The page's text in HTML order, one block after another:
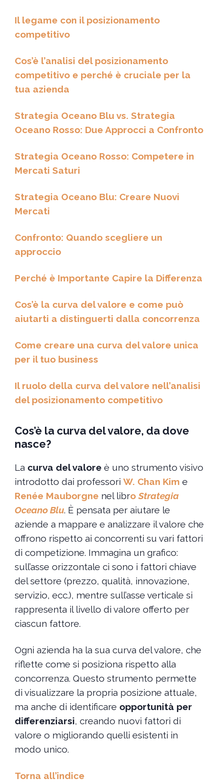
Il legame con il posizionamento
competitivo
Cos’è l’analisi del posizionamento
competitivo e perché è cruciale per la
tua azienda
Strategia Oceano Blu vs. Strategia
Oceano Rosso: Due Approcci a Confronto
Strategia Oceano Rosso: Competere in
Mercati Saturi
Strategia Oceano Blu: Creare Nuovi
Mercati
Confronto: Quando scegliere un
approccio
Perché è Importante Capire la Differenza
Cos’è la curva del valore e come può
aiutarti a distinguerti dalla concorrenza
Come creare una curva del valore unica
per il tuo business
Il ruolo della curva del valore nell’analisi
del posizionamento competitivo
Cos’è la curva del valore, da dove
nasce?
La curva del valore è uno strumento visivo
introdotto dai professori W. Chan Kim e
Renée Mauborgne nel libro Strategia
Oceano Blu. È pensata per aiutare le
aziende a mappare e analizzare il valore che
offrono rispetto ai concorrenti su vari fattori
di competizione. Immagina un grafico:
sull’asse orizzontale ci sono i fattori chiave
del settore (prezzo, qualità, innovazione,
servizio, ecc.), mentre sull’asse verticale si
rappresenta il livello di valore offerto per
ciascun fattore.
Ogni azienda ha la sua curva del valore, che
riflette come si posiziona rispetto alla
concorrenza. Questo strumento permette
di visualizzare la propria posizione attuale,
ma anche di identificare opportunità per
differenziarsi, creando nuovi fattori di
valore o migliorando quelli esistenti in
modo unico.
Torna all’indice